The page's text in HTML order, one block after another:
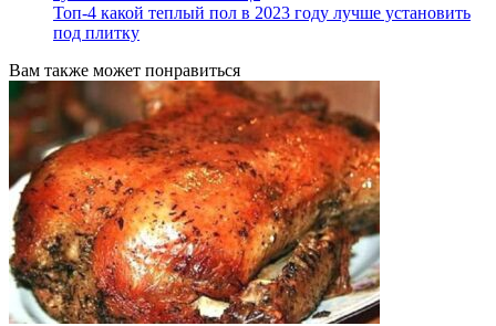
Топ-4 какой теплый пол в 2023 году лучше установить
под плитку
Вам также может понравиться